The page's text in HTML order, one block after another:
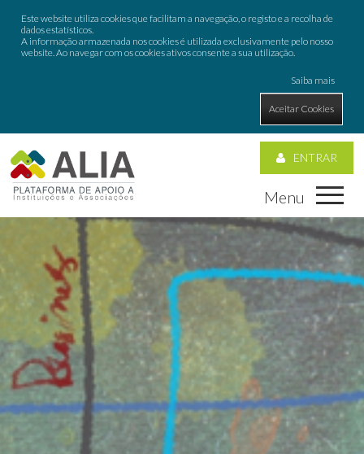
Este website utiliza cookies que facilitam a navegação, o registo e a recolha de
dados estatísticos.
A informação armazenada nos cookies é utilizada exclusivamente pelo nosso
website. Ao navegar com os cookies ativos consente a sua utilização.
Saiba mais
Aceitar Cookies
ENTRAR
Menu